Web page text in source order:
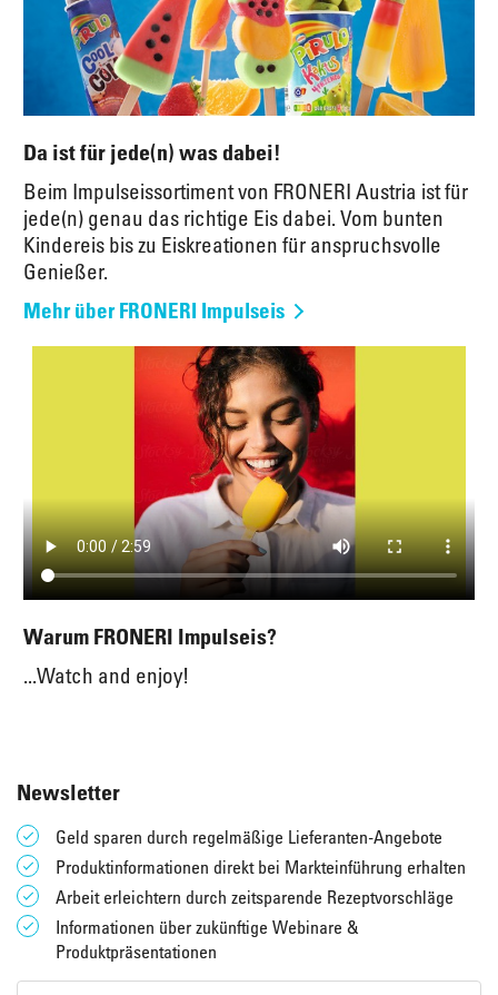
Da ist für jede(n) was dabei!
Beim Impulseissortiment von FRONERI Austria ist für
jede(n) genau das richtige Eis dabei. Vom bunten
Kindereis bis zu Eiskreationen für anspruchsvolle
Genießer.
Mehr über FRONERI Impulseis
Warum FRONERI Impulseis?
...Watch and enjoy!
Newsletter
Geld sparen durch regelmäßige Lieferanten-Angebote
Produktinformationen direkt bei Markteinführung erhalten
Arbeit erleichtern durch zeitsparende Rezeptvorschläge
Informationen über zukünftige Webinare &
Produktpräsentationen